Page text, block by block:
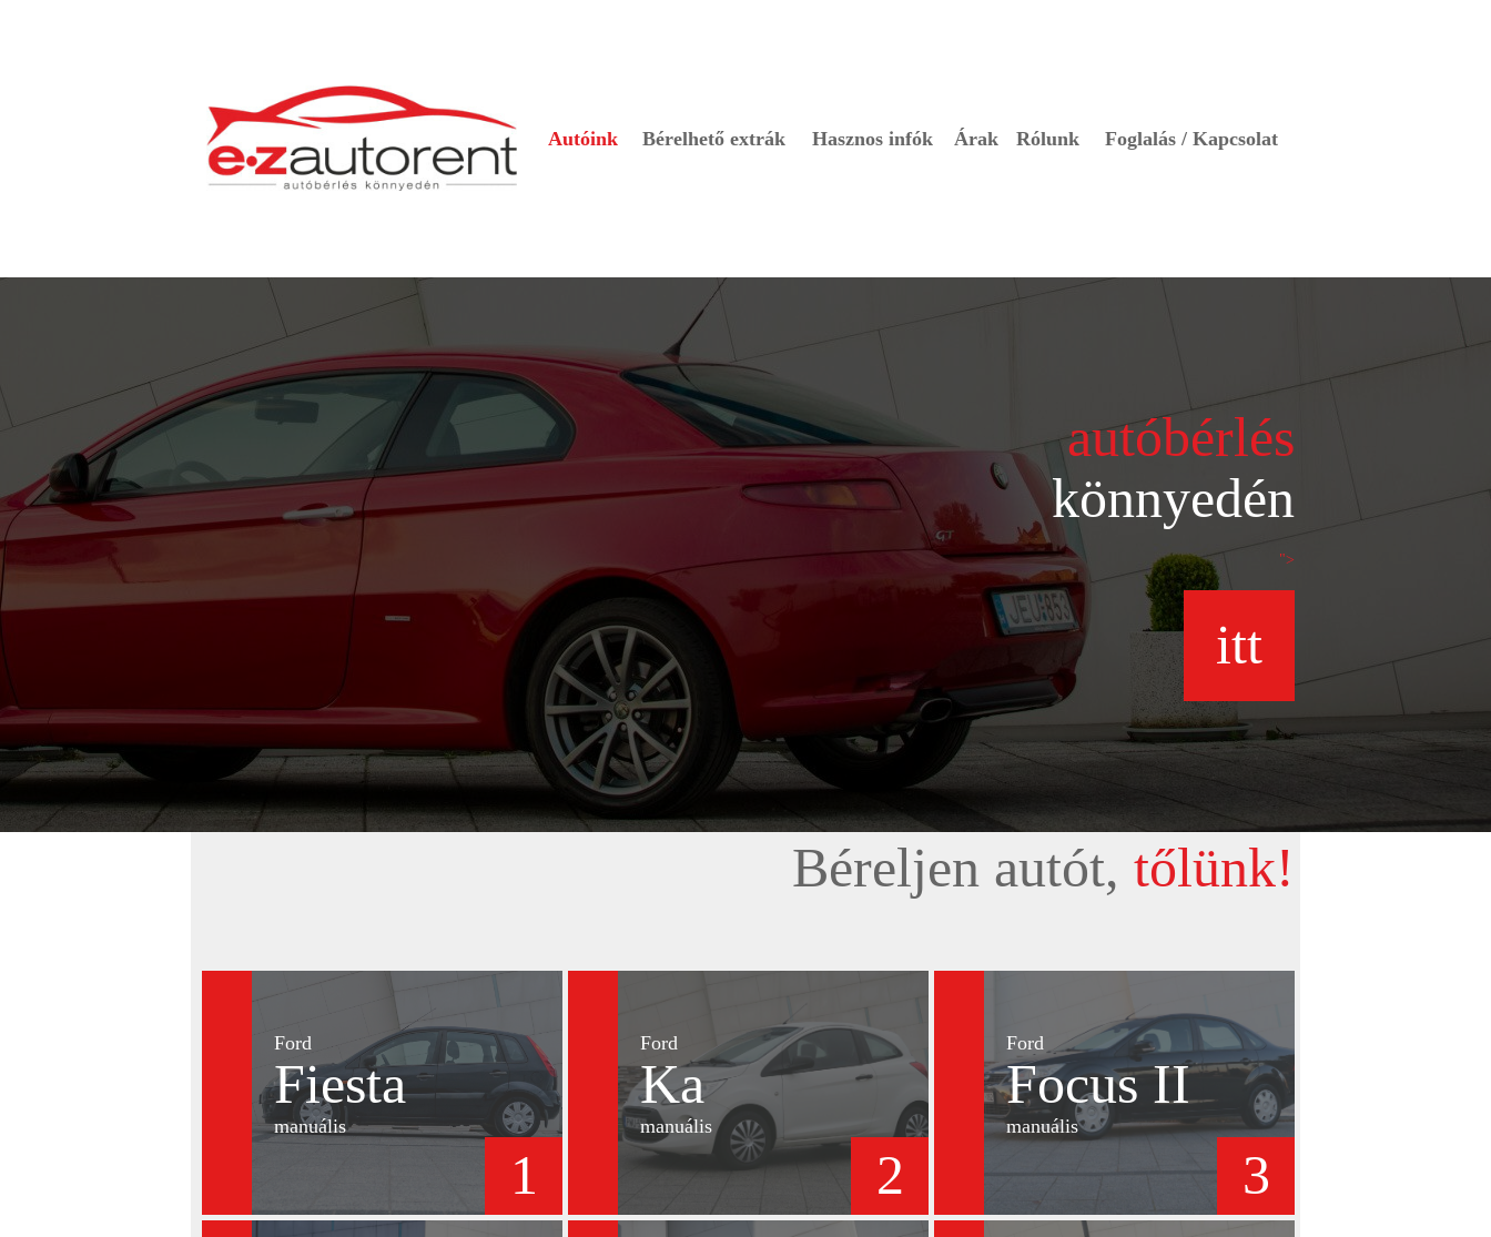
Autóink Bérelhető extrák Hasznos infók Árak Rólunk Foglalás / Kapcsolat
autóbérlés
könnyedén
">
itt
Béreljen autót, tőlünk!
Ford
Fiesta
manuális
1
Ford
Ka
manuális
2
Ford
Focus II
manuális
3